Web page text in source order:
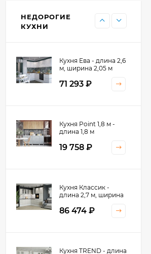
Артикул: 76058
Производитель:
НЕДОРОГИЕ
КУХНИ
11 476
Кухня Ева - длина 2,6
м, ширина 2,05 м
71 293 ₽
Кухня Point 1,8 м -
длина 1,8 м
19 758 ₽
Кухня Классик -
длина 2,7 м, ширина
86 474 ₽
Кухня TREND - длина
Кухня Принцесса -
длина 2,4 м
38 767₽
Кухня Оптима - длина
2,8 м, ширина 1,4 м
52 197₽
Кухня Камелия -